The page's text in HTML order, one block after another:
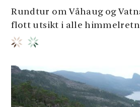
Rundtur om Våhaug og
flott utsikt i alle